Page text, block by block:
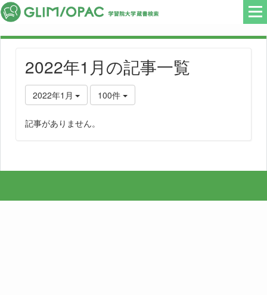
2022年1月の記事一覧
2022年1月 100件
記事がありません。